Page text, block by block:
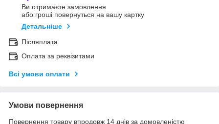
Ви отримаєте замовлення
або гроші повернуться на вашу картку
Детальніше
Післяплата
Оплата за реквізитами
Всі умови оплати
Умови повернення
Повернення товару впродовж 14 днів за домовленістю